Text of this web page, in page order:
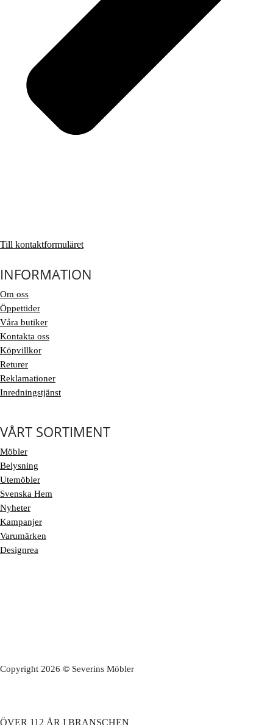
Till kontaktformuläret
INFORMATION
Om oss
Öppettider
Våra butiker
Kontakta oss
Köpvillkor
Returer
Reklamationer
Inredningstjänst
VÅRT SORTIMENT
Möbler
Belysning
Utemöbler
Svenska Hem
Nyheter
Kampanjer
Varumärken
Designrea
Copyright 2026 © Severins Möbler
ÖVER 112 ÅR I BRANSCHEN